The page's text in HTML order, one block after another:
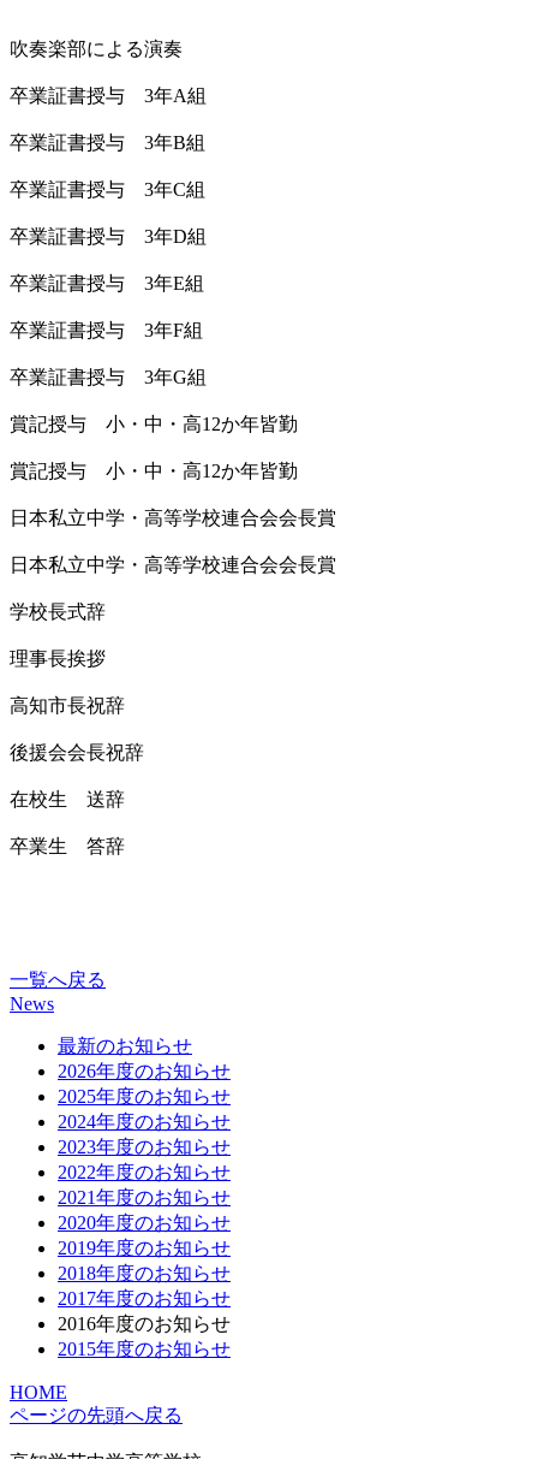
吹奏楽部による演奏
卒業証書授与 3年A組
卒業証書授与 3年B組
卒業証書授与 3年C組
卒業証書授与 3年D組
卒業証書授与 3年E組
卒業証書授与 3年F組
卒業証書授与 3年G組
賞記授与 小・中・高12か年皆勤
賞記授与 小・中・高12か年皆勤
日本私立中学・高等学校連合会会長賞
日本私立中学・高等学校連合会会長賞
学校長式辞
理事長挨拶
高知市長祝辞
後援会会長祝辞
在校生 送辞
卒業生 答辞
一覧へ戻る
News
最新のお知らせ
2026年度のお知らせ
2025年度のお知らせ
2024年度のお知らせ
2023年度のお知らせ
2022年度のお知らせ
2021年度のお知らせ
2020年度のお知らせ
2019年度のお知らせ
2018年度のお知らせ
2017年度のお知らせ
2016年度のお知らせ
2015年度のお知らせ
HOME
ページの先頭へ戻る